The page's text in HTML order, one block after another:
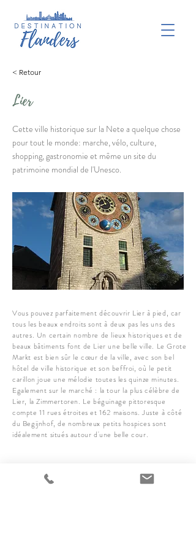
< Retour
Lier
Cette ville historique sur la Nete a quelque chose
pour tout le monde: marche, vélo, culture,
shopping, gastronomie et même un site du
patrimoine mondial de l'Unesco.
Vous pouvez parfaitement découvrir Lier à pied, car
tous les beaux endroits sont à deux pas les uns des
autres. Un certain nombre de lieux historiques et de
beaux bâtiments font de Lier une belle ville. Le Grote
Markt est bien sûr le cœur de la ville, avec son bel
hôtel de ville historique et son beffroi, où le petit
carillon joue une mélodie toutes les quinze minutes.
Egalement sur le marché : la tour la plus célèbre de
Lier, la Zimmertoren. Le béguinage pittoresque
compte 11 rues étroites et 162 maisons. Juste à côté
du Begijnhof, de nombreux petits hospices sont
idéalement situés autour d'une belle cour.